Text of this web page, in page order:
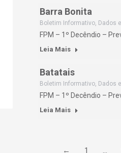
Barra Bonita
Boletim Informativo, Dados
FPM – 1º Decêndio –
Leia Mais
Batatais
Boletim Informativo, Dados
FPM – 1º Decêndio –
Leia Mais
← 1 …